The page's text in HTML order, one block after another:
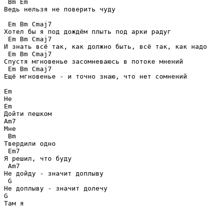
Bm Em
Ведь нельзя не поверить чуду
Em Bm Cmaj7
Хотел бы я под дождём плыть под арки радуг
Em Bm Cmaj7
И знать всё так, как должно быть, всё так, как надо
Em Bm Cmaj7
Спустя мгновенье засомневаюсь в потоке мнений
Em Bm Cmaj7
Ещё мгновенье - и точно знаю, что нет сомнений
Em
Не
Em
Дойти пешком
Am7
Мне
Bm
Твердили одно
Em7
Я решил, что буду
Am7
Не дойду - значит доплыву
G
Не доплыву - значит долечу
G
Там я